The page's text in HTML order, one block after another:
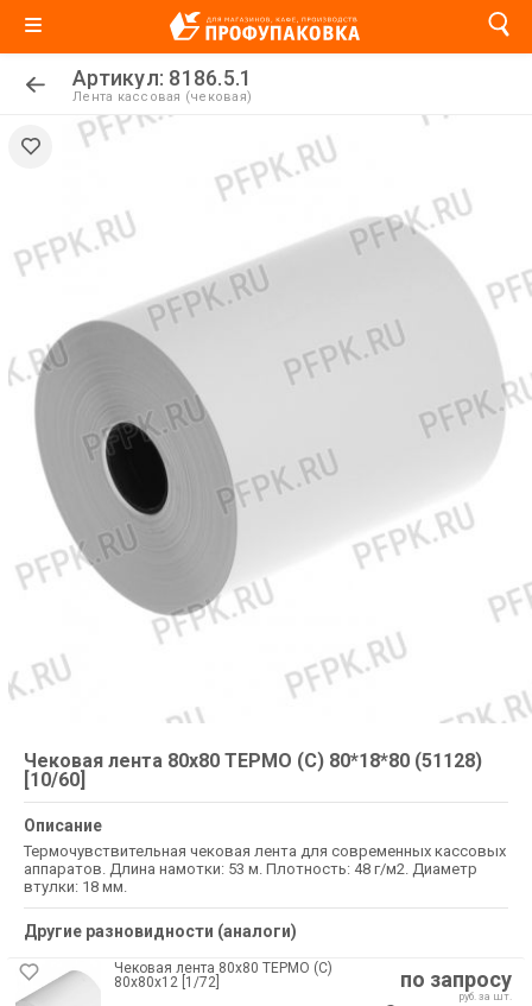
Артикул: 8186.5.1
Лента кассовая (чековая)
Чековая лента 80х80 ТЕРМО (С) 80*18*80 (51128)
[10/60]
Описание
Термочувствительная чековая лента для современных кассовых
аппаратов. Длина намотки: 53 м. Плотность: 48 г/м2. Диаметр
втулки: 18 мм.
Другие разновидности (аналоги)
Чековая лента 80х80 ТЕРМО (С)
80х80х12 [1/72]
по запросу
руб. за шт.